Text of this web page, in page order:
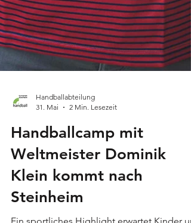
Handballabteilung
Handballcamp mit